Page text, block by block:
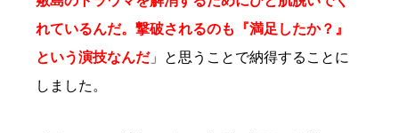
れているんだ。撃破されるのも『満足したか？』
という演技なんだ」と思うことで納得することに
しました。